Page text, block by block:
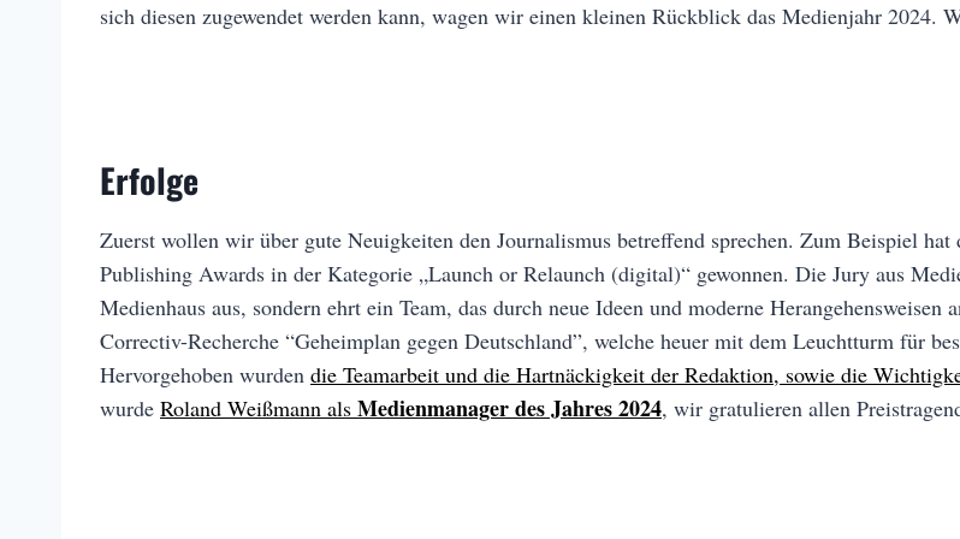
sich diesen zugewendet werden kann, wagen wir einen kleinen Rückblick das Medienjahr 2024.
Erfolge
Zuerst wollen wir über gute Neuigkeiten den Journalismus betreffend sprechen. Zum Beispiel hat
Publishing Awards in der Kategorie „Launch or Relaunch (digital)“ gewonnen. Die Jury aus
Medienhaus aus, sondern ehrt ein Team, das durch neue Ideen und moderne
Correctiv-Recherche “Geheimplan gegen Deutschland”, welche heuer mit dem Leuchtturm für
Hervorgehoben wurden die Teamarbeit und die Hartnäckigkeit der Redaktion, sowie die
wurde Roland Weißmann als Medienmanager des Jahres 2024, wir gratulieren allen